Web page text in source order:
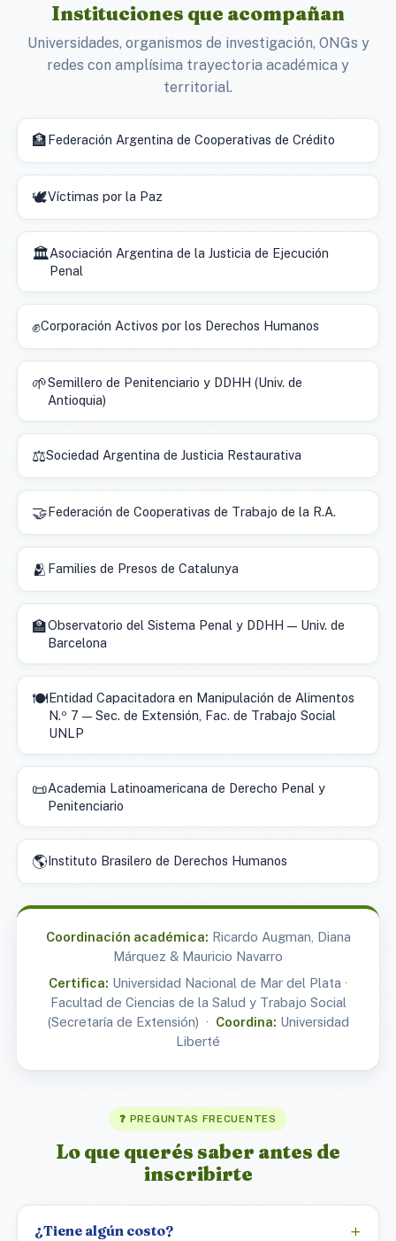
Instituciones que acompañan
Universidades, organismos de investigación, ONGs y
redes con amplísima trayectoria académica y
territorial.
🏦Federación Argentina de Cooperativas de Crédito
🕊️Víctimas por la Paz
🏛️Asociación Argentina de la Justicia de Ejecución
Penal
✊Corporación Activos por los Derechos Humanos
🌱Semillero de Penitenciario y DDHH (Univ. de
Antioquia)
⚖️Sociedad Argentina de Justicia Restaurativa
🤝Federación de Cooperativas de Trabajo de la R.A.
🫂 Families de Presos de Catalunya
🏫Observatorio del Sistema Penal y DDHH — Univ. de
Barcelona
🍽️Entidad Capacitadora en Manipulación de Alimentos
N.º 7 — Sec. de Extensión, Fac. de Trabajo Social
UNLP
📜Academia Latinoamericana de Derecho Penal y
Penitenciario
🌎Instituto Brasilero de Derechos Humanos
Coordinación académica: Ricardo Augman, Diana
Márquez & Mauricio Navarro
Certifica: Universidad Nacional de Mar del Plata ·
Facultad de Ciencias de la Salud y Trabajo Social
(Secretaría de Extensión) · Coordina: Universidad
Liberté
❓ PREGUNTAS FRECUENTES
Lo que querés saber antes de
inscribirte
¿Tiene algún costo?